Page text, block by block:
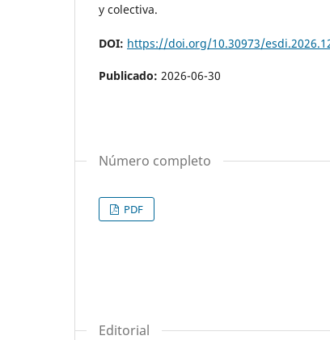
y colectiva.
DOI: https://doi.org/10.30973/
Publicado: 2026-06-30
Número completo
PDF
Editorial